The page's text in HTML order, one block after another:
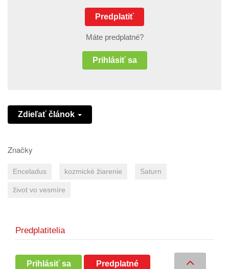
Predplatiť
Máte predplatné?
Prihlásiť sa
Zdieľať článok
Značky
Enceladus kozmické žiarenie Saturn
život vo vesmíre
Predplatitelia
Prihlásiť sa Predplatné